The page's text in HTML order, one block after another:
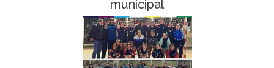
municipal